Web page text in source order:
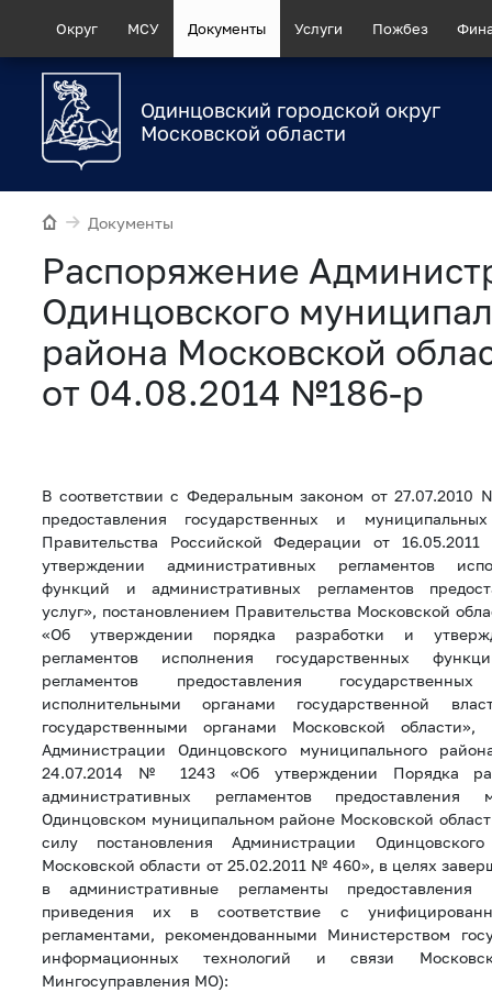
Округ МСУ Документы Услуги Пожбез
Одинцовский городской округ
Московской области
Документы
Распоряжение
Одинцовского
района Московской
от 04.08.2014 №186-р
В соответствии с Федеральным законом от
предоставления государственных и
Правительства Российской Федерации от
утверждении административных регламентов
функций и административных регламентов
услуг», постановлением Правительства Московской
«Об утверждении порядка разработки и
регламентов исполнения государственных
регламентов предоставления
исполнительными органами государственной
государственными органами Московской
Администрации Одинцовского муниципального
24.07.2014 № 1243 «Об утверждении Порядка
административных регламентов
Одинцовском муниципальном районе Московской
силу постановления Администрации
Московской области от 25.02.2011 № 460», в целях
в административные регламенты
приведения их в соответствие с
регламентами, рекомендованными Министерством
информационных технологий и связи
Мингосуправления МО):